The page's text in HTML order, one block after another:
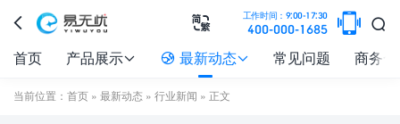
 
工作时间：9:00-17:30
400-000-1685 

首页 产品展示  最新动态 常见问题 商务
当前位置： 首页 » 最新动态 » 行业新闻 » 正文